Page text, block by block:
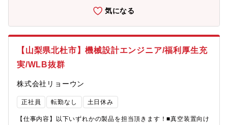
気になる
【山梨県北杜市】機械設計エンジニア/福利厚生充
実/WLB抜群
株式会社リョーウン
正社員 転勤なし 土日休み
【仕事内容】以下いずれかの製品を担当頂きます！■真空装置向け